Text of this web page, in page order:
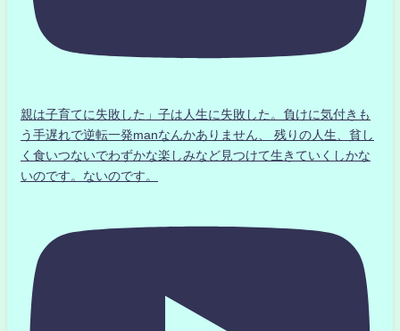
親は子育てに失敗した」子は人生に失敗した。負けに気付きも
う手遅れで逆転一発manなんかありません、 残りの人生、貧し
く食いつないでわずかな楽しみなど見つけて生きていくしかな
いのです。ないのです。